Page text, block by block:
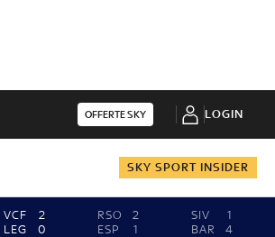
OFFERTE SKY LOGIN
SKY SPORT INSIDER
VCF
2
LEG
0
RSO
2
ESP
1
SIV
1
BAR
4